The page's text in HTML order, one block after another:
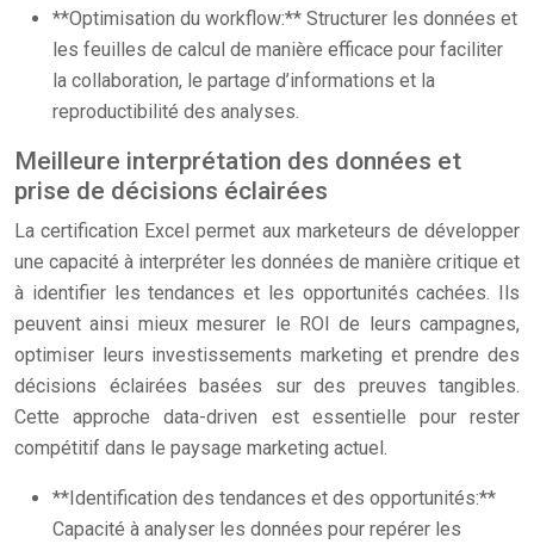
**Optimisation du workflow:** Structurer les données et
les feuilles de calcul de manière efficace pour faciliter
la collaboration, le partage d’informations et la
reproductibilité des analyses.
Meilleure interprétation des données et
prise de décisions éclairées
La certification Excel permet aux marketeurs de développer
une capacité à interpréter les données de manière critique et
à identifier les tendances et les opportunités cachées. Ils
peuvent ainsi mieux mesurer le ROI de leurs campagnes,
optimiser leurs investissements marketing et prendre des
décisions éclairées basées sur des preuves tangibles.
Cette approche data-driven est essentielle pour rester
compétitif dans le paysage marketing actuel.
**Identification des tendances et des opportunités:**
Capacité à analyser les données pour repérer les